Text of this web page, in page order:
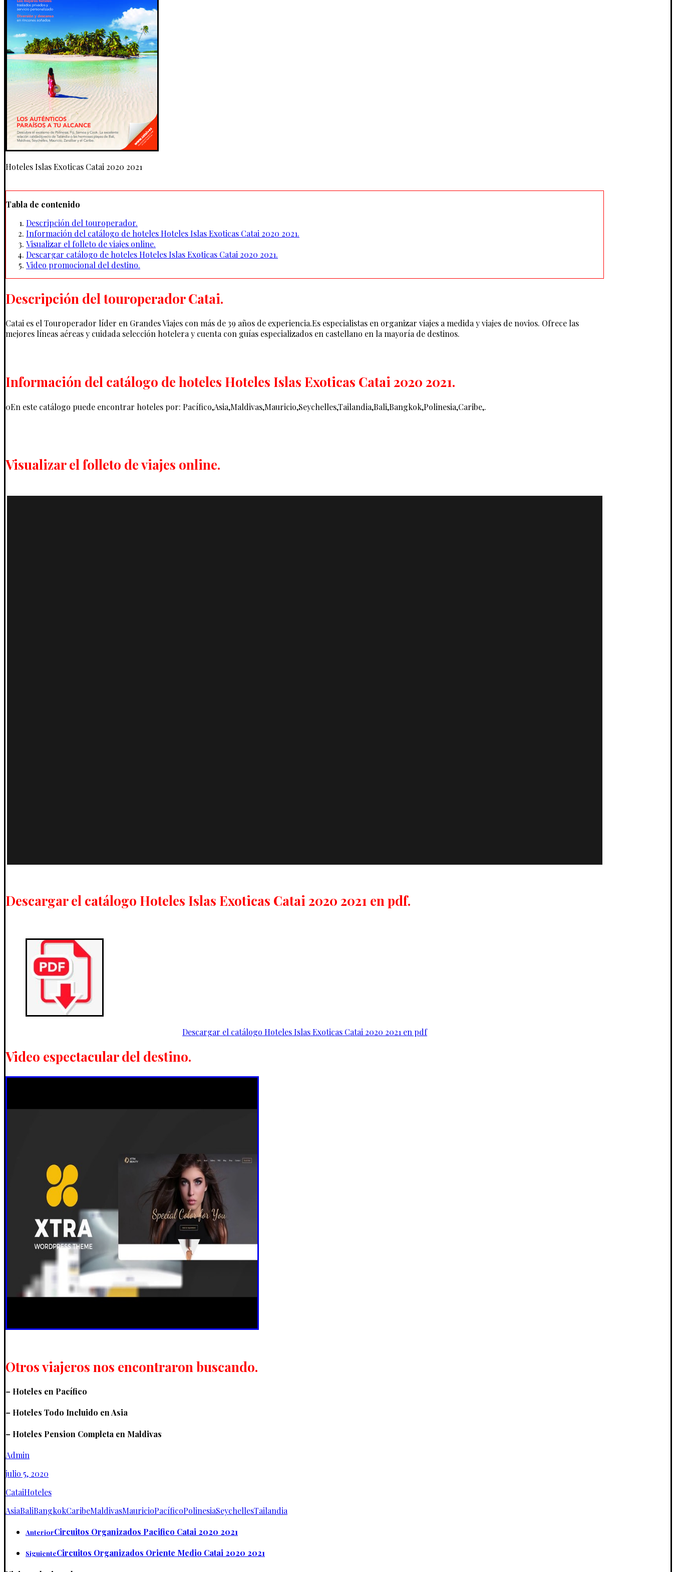
Hoteles Islas Exoticas Catai 2020 2021
Tabla de contenido
Descripción del touroperador.
Información del catálogo de hoteles Hoteles Islas Exoticas Catai 2020 2021.
Visualizar el folleto de viajes online.
Descargar catálogo de hoteles Hoteles Islas Exoticas Catai 2020 2021.
Video promocional del destino.
Descripción del touroperador Catai.
Catai es el Touroperador líder en Grandes Viajes con más de 39 años de experiencia.Es especialistas en organizar viajes a medida y viajes de novios. Ofrece las
mejores líneas aéreas y cuidada selección hotelera y cuenta con guías especializados en castellano en la mayoría de destinos.
Información del catálogo de hoteles Hoteles Islas Exoticas Catai 2020 2021.
0En este catálogo puede encontrar hoteles por: Pacífico,Asia,Maldivas,Mauricio,Seychelles,Tailandia,Bali,Bangkok,Polinesia,Caribe,.
Visualizar el folleto de viajes online.
Descargar el catálogo Hoteles Islas Exoticas Catai 2020 2021 en pdf.
Descargar el catálogo Hoteles Islas Exoticas Catai 2020 2021 en pdf
Video espectacular del destino.
Otros viajeros nos encontraron buscando.
– Hoteles en Pacífico
– Hoteles Todo Incluido en Asia
– Hoteles Pension Completa en Maldivas
Admin
julio 5, 2020
CataiHoteles
AsiaBaliBangkokCaribeMaldivasMauricioPacíficoPolinesiaSeychellesTailandia
AnteriorCircuitos Organizados Pacifico Catai 2020 2021
SiguienteCircuitos Organizados Oriente Medio Catai 2020 2021